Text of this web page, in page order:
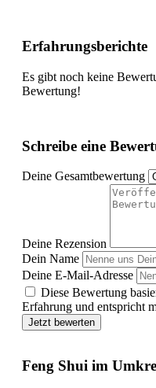
Erfahrungsberichte
Es gibt noch keine
Bewertung!
Schreibe eine
Deine Gesamtbewertung
Deine Rezension
Dein Name
Deine E-Mail-Adresse
Diese Bewertung
Erfahrung und entspricht
Jetzt bewerten
Feng Shui im